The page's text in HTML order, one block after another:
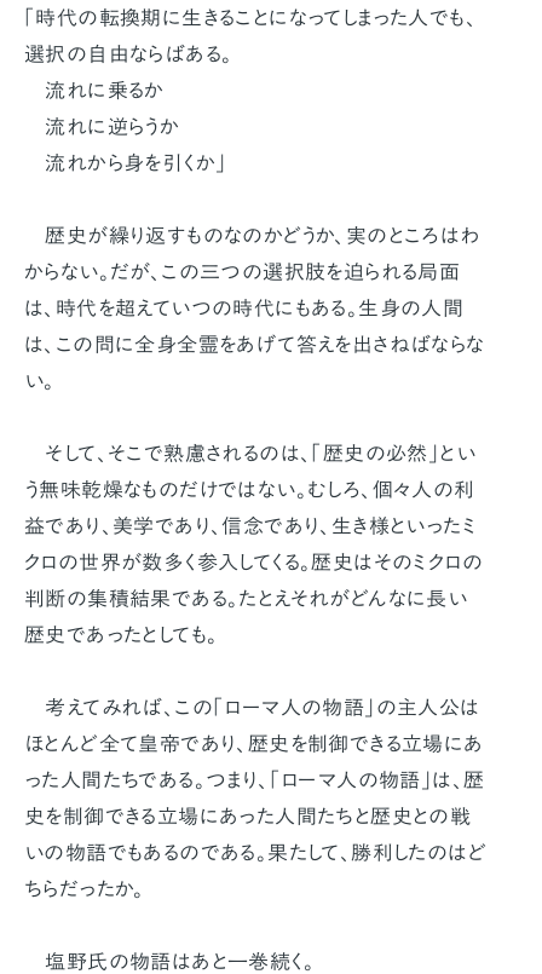
「時代の転換期に生きることになってしまった人でも、
選択の自由ならばある。
流れに乗るか
流れに逆らうか
流れから身を引くか」
歴史が繰り返すものなのかどうか、実のところはわ
からない。だが、この三つの選択肢を迫られる局面
は、時代を超えていつの時代にもある。生身の人間
は、この問に全身全霊をあげて答えを出さねばならな
い。
そして、そこで熟慮されるのは、「歴史の必然」とい
う無味乾燥なものだけではない。むしろ、個々人の利
益であり、美学であり、信念であり、生き様といったミ
クロの世界が数多く参入してくる。歴史はそのミクロの
判断の集積結果である。たとえそれがどんなに長い
歴史であったとしても。
考えてみれば、この「ローマ人の物語」の主人公は
ほとんど全て皇帝であり、歴史を制御できる立場にあ
った人間たちである。つまり、「ローマ人の物語」は、歴
史を制御できる立場にあった人間たちと歴史との戦
いの物語でもあるのである。果たして、勝利したのはど
ちらだったか。
塩野氏の物語はあと一巻続く。